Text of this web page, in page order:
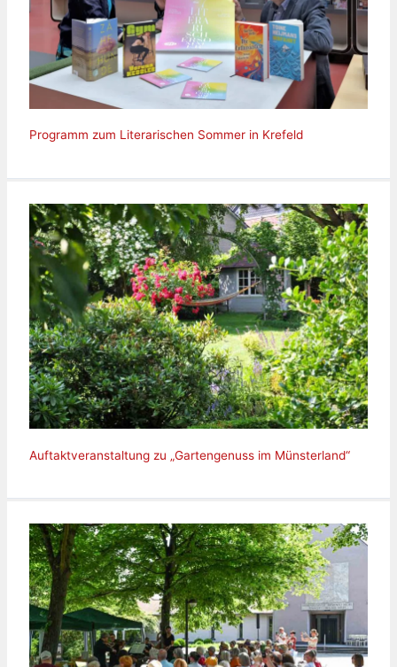
Programm zum Literarischen Sommer in Krefeld
Auftaktveranstaltung zu „Gartengenuss im Münsterland“